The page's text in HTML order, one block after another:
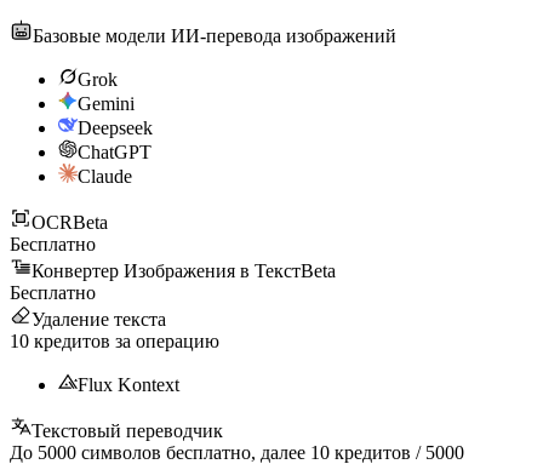
Базовые модели ИИ-перевода изображений
Grok
Gemini
Deepseek
ChatGPT
Claude
OCRBeta
Бесплатно
Конвертер Изображения в ТекстBeta
Бесплатно
Удаление текста
10 кредитов за операцию
Flux Kontext
Текстовый переводчик
До 5000 символов бесплатно, далее 10 кредитов / 5000